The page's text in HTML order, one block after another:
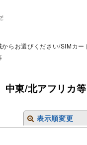
からお選びください/SIMカー
中東/北アフリカ等
表示順変更